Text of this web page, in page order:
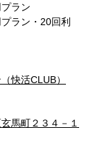
ラン
ラン・20回利
快活CLUB）
馬町２３４－１